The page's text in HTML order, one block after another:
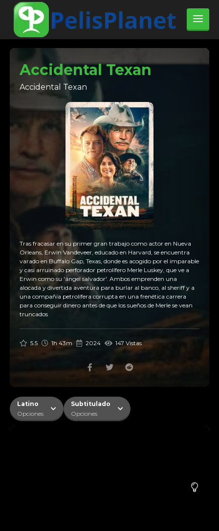
Accidental Texan
Accidental Texan
Tras fracasar en su primer gran trabajo como actor en Nueva
Orleans, Erwin Vandeveer, educado en Harvard, se encuentra
varado en Buffalo Gap, Texas, donde es acogido por el imparable
y casi arruinado perforador petrolífero Merle Luskey, que ve a
Erwin como su 'ángel salvador'. Ambos emprenden una
alocada y divertida aventura para burlar al banco, al sheriff y a
una compañía petrolífera corrupta en una frenética carrera
para conseguir dinero antes de que los sueños de Merle se vean
truncados
5.5 1h 43m 2024 147 Vistas
Latino
Opciones
Subtitulado
Opciones